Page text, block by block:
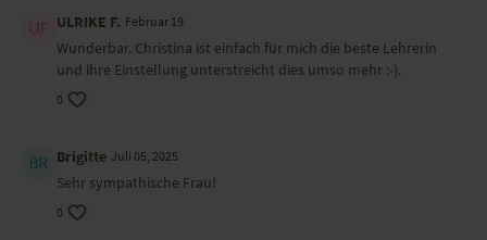
ULRIKE F. Februar 19
Wunderbar. Christina ist einfach für mich die beste Lehrerin
und ihre Einstellung unterstreicht dies umso mehr :-).
0
Brigitte Juli 05, 2025
Sehr sympathische Frau!
0